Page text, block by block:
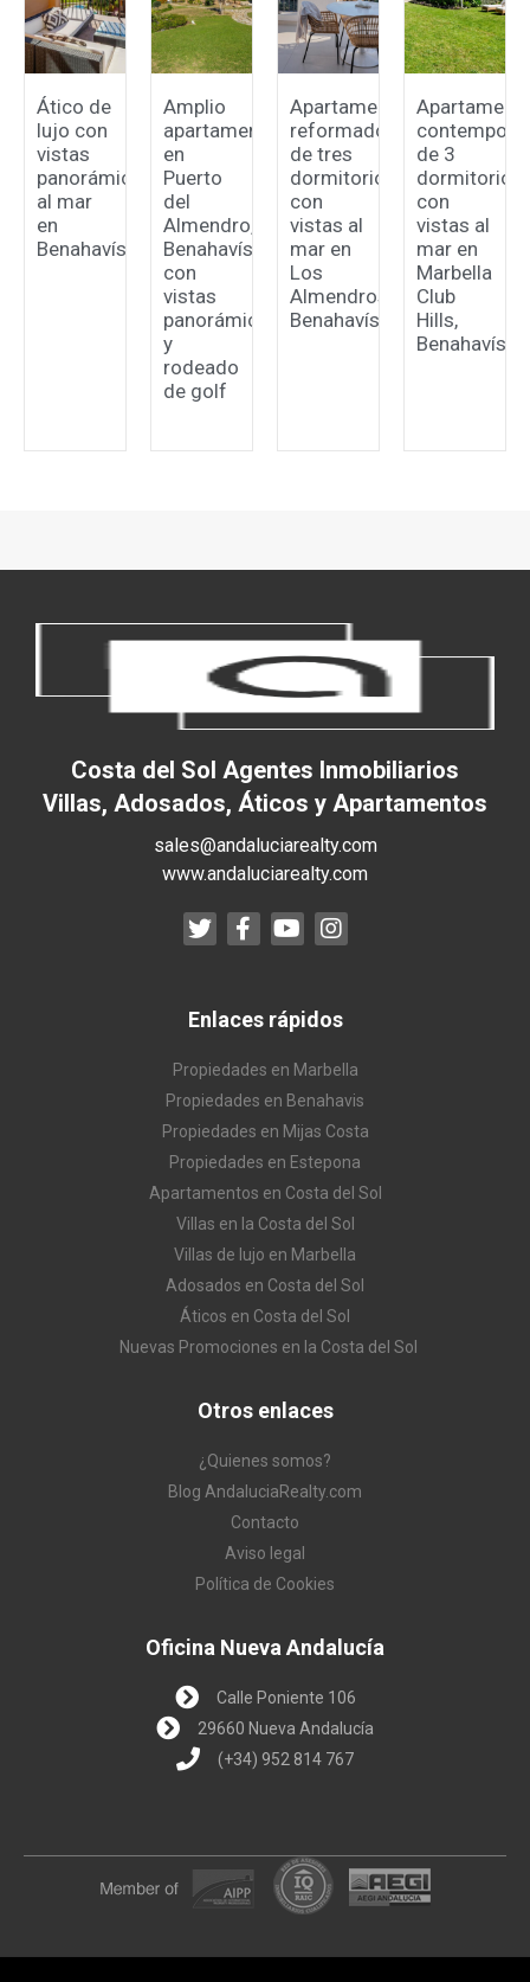
Ático de
lujo con
vistas
panorámicas
al mar
en
Benahavís.
Amplio
apartamento
en
Puerto
del
Almendro,
Benahavís
con
vistas
panorámicas
y
rodeado
de golf
Apartamento
reformado
de tres
dormitorios
con
vistas al
mar en
Los
Almendros,
Benahavís.
de 3
dormitorios
con
vistas al
mar en
Marbella
Club
Hills,
Benahavís.
Costa del Sol Agentes Inmobiliarios
Villas, Adosados, Áticos y Apartamentos
sales@andaluciarealty.com
www.andaluciarealty.com
Enlaces rápidos
Propiedades en Marbella
Propiedades en Benahavis
Propiedades en Mijas Costa
Propiedades en Estepona
Apartamentos en Costa del Sol
Villas en la Costa del Sol
Villas de lujo en Marbella
Adosados en Costa del Sol
Áticos en Costa del Sol
Nuevas Promociones en la Costa del Sol
Otros enlaces
¿Quienes somos?
Blog AndaluciaRealty.com
Contacto
Aviso legal
Política de Cookies
Oficina Nueva Andalucía
Calle Poniente 106
29660 Nueva Andalucía
(+34) 952 814 767